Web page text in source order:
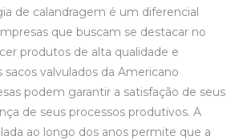
de calandragem é um diferencial
que buscam se destacar no
produtos de alta qualidade e
valvulados da Americano
podem garantir a satisfação de seus
de seus processos produtivos. A
ao longo dos anos permite que a